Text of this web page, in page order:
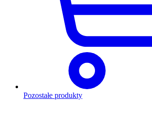
Pozostałe produkty